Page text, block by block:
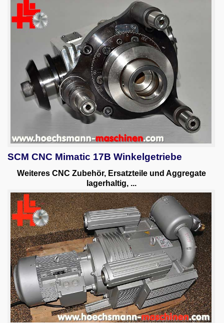
SCM CNC Mimatic 17B Winkelgetriebe
Weiteres CNC Zubehör, Ersatzteile und Aggregate
lagerhaltig, ...